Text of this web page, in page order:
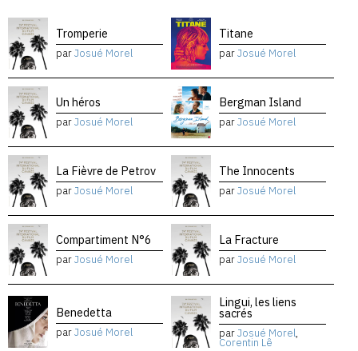
Tromperie
parJosué Morel
Titane
parJosué Morel
Un héros
parJosué Morel
Bergman Island
parJosué Morel
La Fièvre de Petrov
parJosué Morel
The Innocents
parJosué Morel
Compartiment N°6
parJosué Morel
La Fracture
parJosué Morel
Benedetta
parJosué Morel
Lingui, les liens
sacrés
parJosué Morel,
Corentin Lê